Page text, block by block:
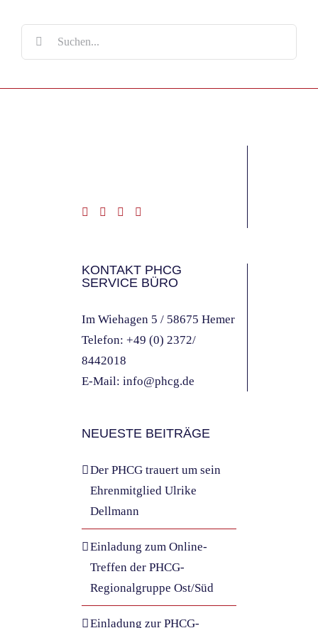
KONTAKT PHCG
SERVICE BÜRO
Im Wiehagen 5 / 58675 Hemer
Telefon:+49 (0) 2372/
8442018
E-Mail:info@phcg.de
NEUESTE BEITRÄGE
Der PHCG trauert um sein
Ehrenmitglied Ulrike
Dellmann
Einladung zum Online-
Treffen der PHCG-
Regionalgruppe Ost/Süd
Einladung zur PHCG-